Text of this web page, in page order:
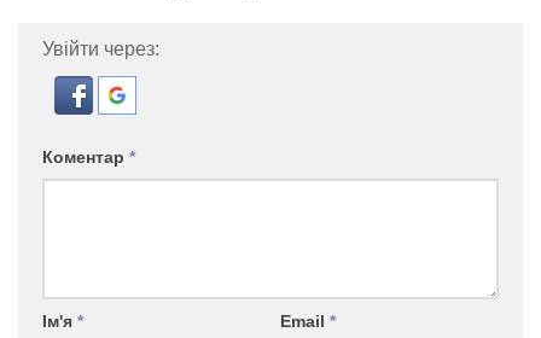
Увійти через:
Коментар *
Ім'я * Email *